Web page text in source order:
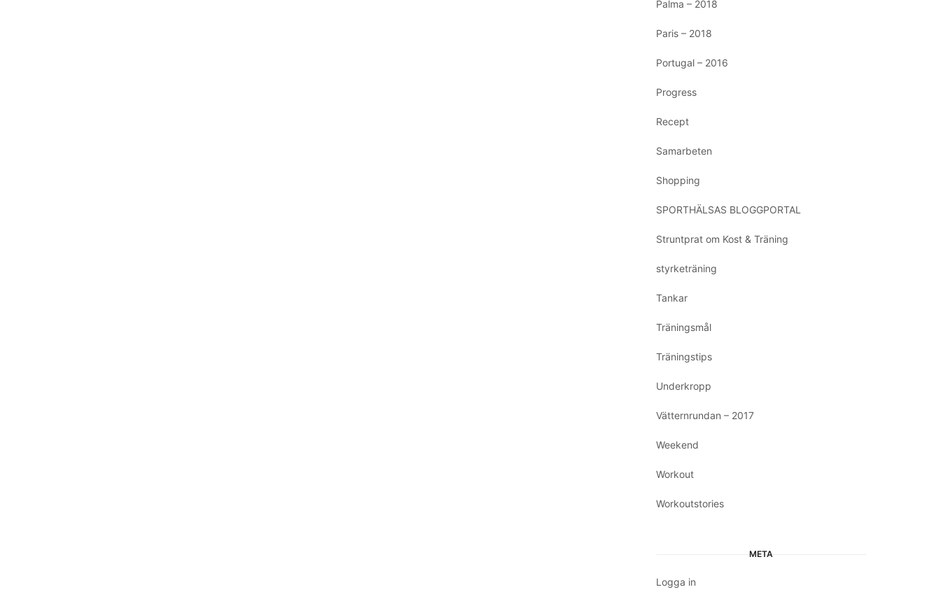
Palma – 2018
Paris – 2018
Portugal – 2016
Progress
Recept
Samarbeten
Shopping
SPORTHÄLSAS BLOGGPORTAL
Struntprat om Kost & Träning
styrketräning
Tankar
Träningsmål
Träningstips
Underkropp
Vätternrundan – 2017
Weekend
Workout
Workoutstories
META
Logga in